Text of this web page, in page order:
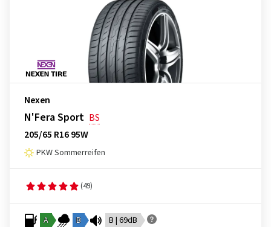
Nexen
N'Fera Sport BS
205/65 R16 95W
PKW Sommerreifen
(49)
A B B | 69dB